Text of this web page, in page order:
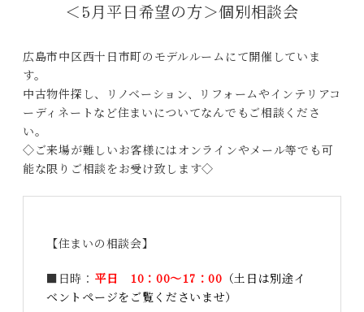
＜5月平日希望の方＞個別相談会
広島市中区西十日市町のモデルルームにて開催していま
す。
中古物件探し、リノベーション、リフォームやインテリアコ
ーディネートなど住まいについてなんでもご相談くださ
い。
◇ご来場が難しいお客様にはオンラインやメール等でも可
能な限りご相談をお受け致します◇
【住まいの相談会】
■日時： 平日 10：00～17：00 （土日は別途イ
ベントページをご覧くださいませ）